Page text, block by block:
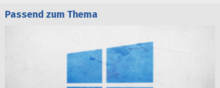
Passend zum Thema